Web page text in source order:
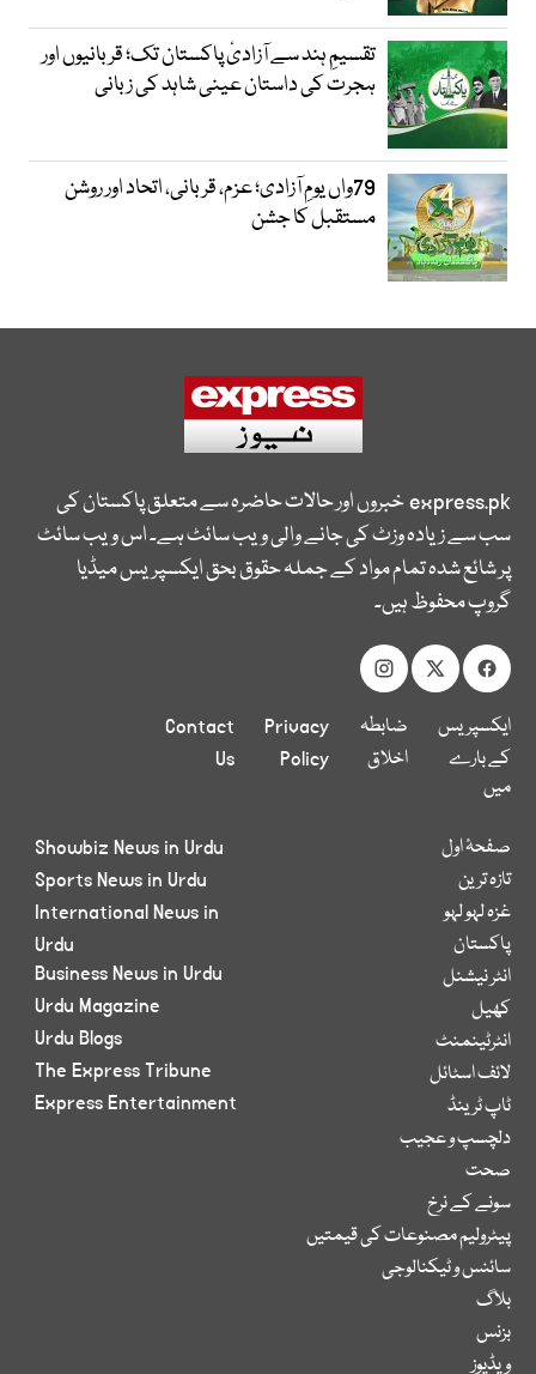
تقسیمِ ہند سے آزادیٔ پاکستان تک؛ قربانیوں اور
ہجرت کی داستان عینی شاہد کی زبانی
79واں یومِ آزادی؛ عزم، قربانی، اتحاد اور روشن
مستقبل کا جشن
express.pkخبروں اور حالات حاضرہ سے متعلق پاکستان کی
سب سے زیادہ وزٹ کی جانے والی ویب سائٹ ہے۔ اس ویب سائٹ
پر شائع شدہ تمام مواد کے جملہ حقوق بحق ایکسپریس میڈیا
گروپ محفوظ ہیں۔
ایکسپریس
کے بارے
میں
ضابطہ
اخلاق
Privacy
Policy
Contact
Us
صفحۂ اول
تازہ ترین
غزہ لہو لہو
پاکستان
انٹر نیشنل
کھیل
انٹرٹینمنٹ
لائف اسٹائل
ٹاپ ٹرینڈ
دلچسپ و عجیب
صحت
سونے کے نرخ
پیٹرولیم مصنوعات کی قیمتیں
سائنس و ٹیکنالوجی
بلاگ
بزنس
ویڈیوز
Showbiz News in Urdu
Sports News in Urdu
International News in
Urdu
Business News in Urdu
Urdu Magazine
Urdu Blogs
The Express Tribune
Express Entertainment